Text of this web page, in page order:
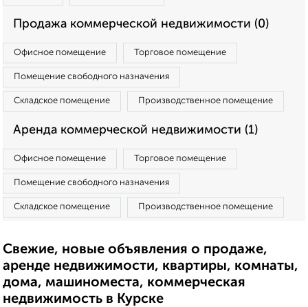
Продажа коммерческой недвижимости (0)
Офисное помещение Торговое помещение
Помещение свободного назначения
Складское помещение Производственное помещение
Аренда коммерческой недвижимости (1)
Офисное помещение Торговое помещение
Помещение свободного назначения
Складское помещение Производственное помещение
Свежие, новые объявления о продаже,
аренде недвижимости, квартиры, комнаты,
дома, машиноместа, коммерческая
недвижимость в Курске